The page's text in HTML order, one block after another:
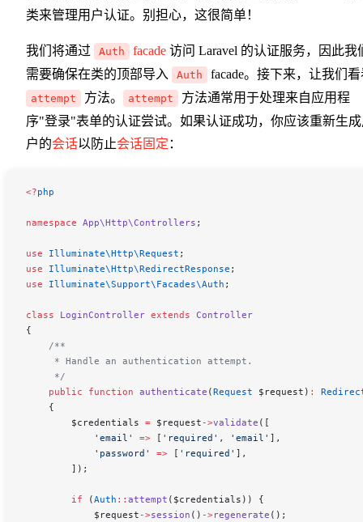
类来管理用户认证。别担心，这很简单！
我们将通过 Auth facade 访问 Laravel 的认证服务，因此我
需要确保在类的顶部导入
Auth facade。接下来，让我们
attempt 方法。 attempt
方法通常用于处理来自应用程
序"登录"表单的认证尝试。如果认证成功，你应该重新生
户的会话以防止会话固定 ：
<?php
namespace App\Http\Controllers ;
use Illuminate\Http\Request ;
use Illuminate\Http\RedirectResponse ;
use Illuminate\Support\Facades\Auth ;
class LoginController extends Controller
{
    /**
     * Handle an authentication attempt.
     */
    public
function authenticate (Request $request ) :
    {
        $credentials
= $request ->validate ([
            'email'
=> [ 'required' , 'email' ],
            'password'
=> [ 'required' ],
        ]);
        if
(Auth :: attempt ( $credentials )) {
            $request
->session () ->regenerate ();